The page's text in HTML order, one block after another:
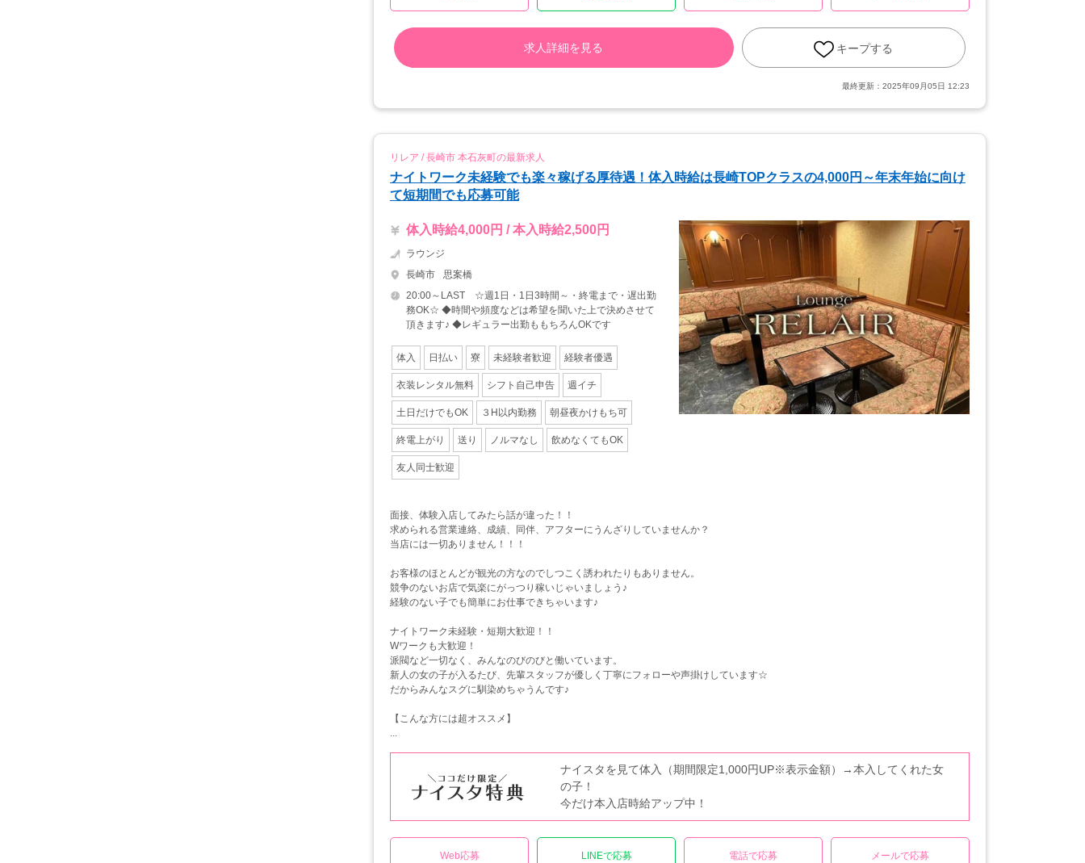
求人詳細を見る キープする
最終更新： 2025年09月05日 12:23
リレア / 長崎市 本石灰町の最新求人
ナイトワーク未経験でも楽々稼げる厚待遇！体入時給は長崎TOPクラスの4,000円～年末年始に向け
て短期間でも応募可能
体入時給4,000円 / 本入時給2,500円
ラウンジ
長崎市
思案橋
20:00～LAST ☆週1日・1日3時間～・終電まで・遅出勤
務OK☆ ◆時間や頻度などは希望を聞いた上で決めさせて
頂きます♪ ◆レギュラー出勤ももちろんOKです
体入 日払い 寮 未経験者歓迎 経験者優遇
衣装レンタル無料 シフト自己申告 週イチ
土日だけでもOK ３H以内勤務 朝昼夜かけもち可
終電上がり 送り ノルマなし 飲めなくてもOK
友人同士歓迎
面接、体験入店してみたら話が違った！！
求められる営業連絡、成績、同伴、アフターにうんざりしていませんか？
当店には一切ありません！！！
お客様のほとんどが観光の方なのでしつこく誘われたりもありません。
競争のないお店で気楽にがっつり稼いじゃいましょう♪
経験のない子でも簡単にお仕事できちゃいます♪
ナイトワーク未経験・短期大歓迎！！
Wワークも大歓迎！
派閥など一切なく、みんなのびのびと働いています。
新人の女の子が入るたび、先輩スタッフが優しく丁寧にフォローや声掛けしています☆
だからみんなスグに馴染めちゃうんです♪
【こんな方には超オススメ】
...
ナイスタを見て体入（期間限定1,000円UP※表示金額）→本入してくれた女
の子！
今だけ本入店時給アップ中！
Web応募 LINEで応募 電話で応募 メールで応募